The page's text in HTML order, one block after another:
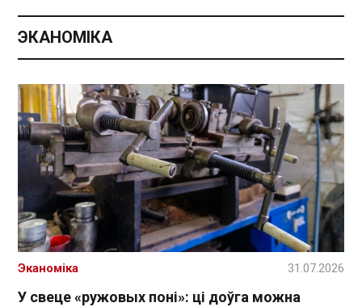
ЭКАНОМІКА
У свеце «ружовых поні»: ці доўга можна
Эканоміка 31.07.2026